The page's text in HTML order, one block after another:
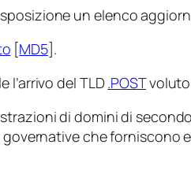
un elenco
[MD5].
l’arrivo del TLD.POSTvoluto
di domini di
che forniscono